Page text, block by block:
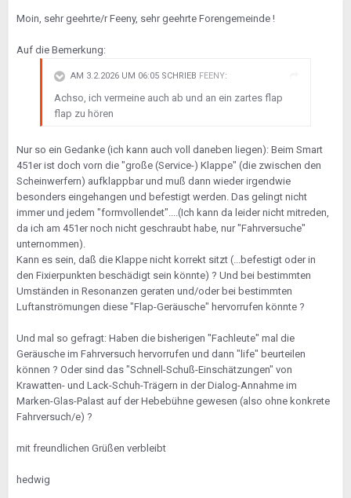
Moin, sehr geehrte/r Feeny, sehr geehrte Forengemeinde !
Auf die Bemerkung:
AM 3.2.2026 UM 06:05 SCHRIEB FEENY:
Achso, ich vermeine auch ab und an ein zartes flap
flap zu hören
Nur so ein Gedanke (ich kann auch voll daneben liegen): Beim Smart
451er ist doch vorn die "große (Service-) Klappe" (die zwischen den
Scheinwerfern) aufklappbar und muß dann wieder irgendwie
besonders eingehangen und befestigt werden. Das gelingt nicht
immer und jedem "formvollendet"....(Ich kann da leider nicht mitreden,
da ich am 451er noch nicht geschraubt habe, nur "Fahrversuche"
unternommen).
Kann es sein, daß die Klappe nicht korrekt sitzt (...befestigt oder in
den Fixierpunkten beschädigt sein könnte) ? Und bei bestimmten
Umständen in Resonanzen geraten und/oder bei bestimmten
Luftanströmungen diese "Flap-Geräusche" hervorrufen könnte ?
Und mal so gefragt: Haben die bisherigen "Fachleute" mal die
Geräusche im Fahrversuch hervorrufen und dann "life" beurteilen
können ? Oder sind das "Schnell-Schuß-Einschätzungen" von
Krawatten- und Lack-Schuh-Trägern in der Dialog-Annahme im
Marken-Glas-Palast auf der Hebebühne gewesen (also ohne konkrete
Fahrversuch/e) ?
mit freundlichen Grüßen verbleibt
hedwig